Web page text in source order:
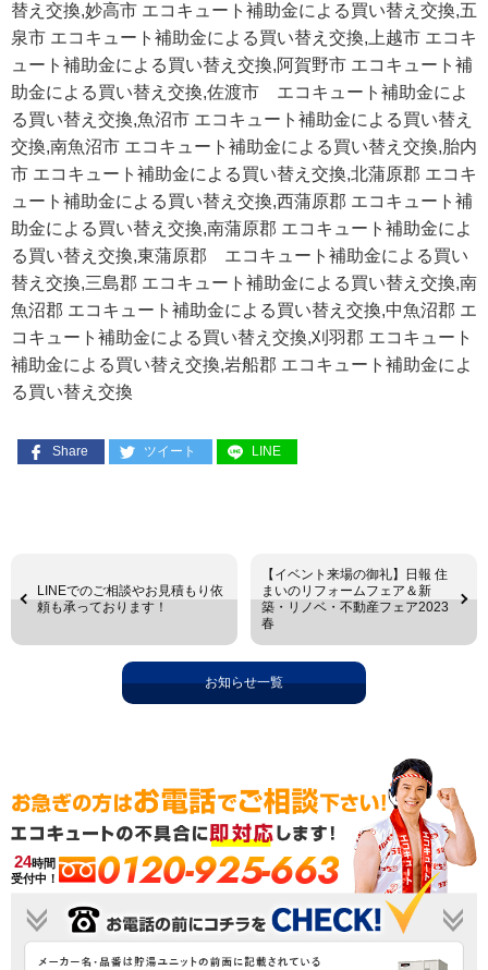
替え交換,妙高市 エコキュート補助金による買い替え交換,五
泉市 エコキュート補助金による買い替え交換,上越市 エコキ
ュート補助金による買い替え交換,阿賀野市 エコキュート補
助金による買い替え交換,佐渡市 エコキュート補助金によ
る買い替え交換,魚沼市 エコキュート補助金による買い替え
交換,南魚沼市 エコキュート補助金による買い替え交換,胎内
市 エコキュート補助金による買い替え交換,北蒲原郡 エコキ
ュート補助金による買い替え交換,西蒲原郡 エコキュート補
助金による買い替え交換,南蒲原郡 エコキュート補助金によ
る買い替え交換,東蒲原郡 エコキュート補助金による買い
替え交換,三島郡 エコキュート補助金による買い替え交換,南
魚沼郡 エコキュート補助金による買い替え交換,中魚沼郡 エ
コキュート補助金による買い替え交換,刈羽郡 エコキュート
補助金による買い替え交換,岩船郡 エコキュート補助金によ
る買い替え交換
Share ツイート LINE
LINEでのご相談やお見積もり依
頼も承っております！
【イベント来場の御礼】日報 住
まいのリフォームフェア＆新
築・リノベ・不動産フェア2023
春
お知らせ一覧
24時間
受付中！
0120-925-663